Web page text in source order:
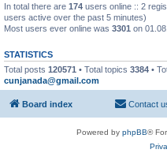
In total there are 174 users online :: 2
users active over the past 5 minutes)
Most users ever online was 3301 on
STATISTICS
Total posts 120571 • Total topics 3384 •
cunjanada@gmail.com
Board index Contact
Powered by phpBB®